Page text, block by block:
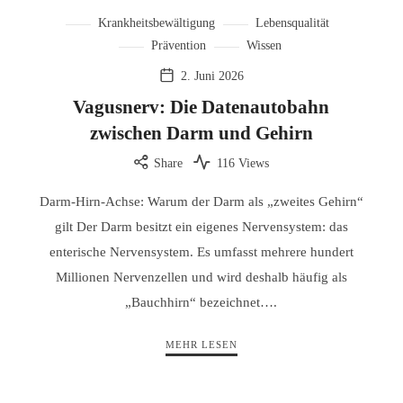
Krankheitsbewältigung
Lebensqualität
Prävention
Wissen
2. Juni 2026
Vagusnerv: Die Datenautobahn
zwischen Darm und Gehirn
Share 116 Views
Darm-Hirn-Achse: Warum der Darm als „zweites Gehirn“
gilt Der Darm besitzt ein eigenes Nervensystem: das
enterische Nervensystem. Es umfasst mehrere hundert
Millionen Nervenzellen und wird deshalb häufig als
„Bauchhirn“ bezeichnet….
MEHR LESEN